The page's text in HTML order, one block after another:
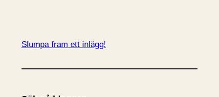
Slumpa fram ett inlägg!